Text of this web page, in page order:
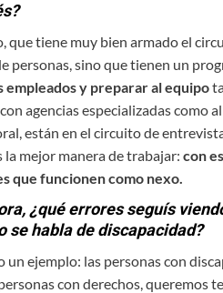
que tiene muy bien armado el
personas, sino que tienen un
empleados y preparar al equipo
agencias especializadas como
están en el circuito de
la mejor manera de trabajar: con
que funcionen como nexo.
¿qué errores seguís
se habla de discapacidad?
un ejemplo: las personas con
con derechos, queremos